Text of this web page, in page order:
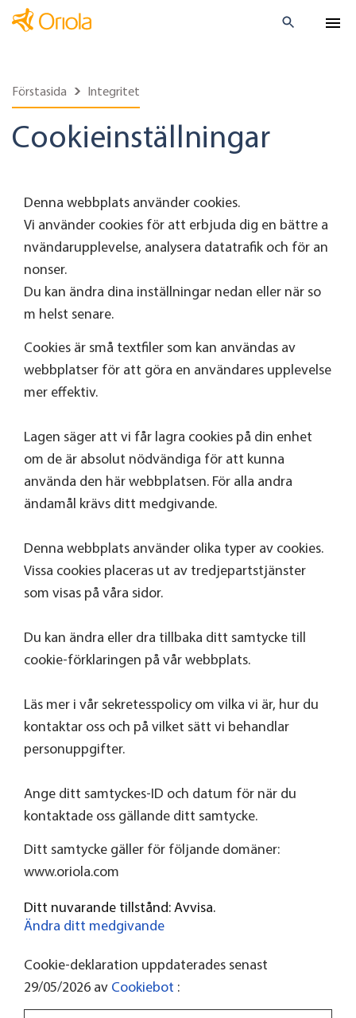
Förstasida Integritet
Cookieinställningar
Denna webbplats använder cookies.
Vi använder cookies för att erbjuda dig en bättre a
nvändarupplevelse, analysera datatrafik och för an
nonser.
Du kan ändra dina inställningar nedan eller när so
m helst senare.
Cookies är små textfiler som kan användas av
webbplatser för att göra en användares upplevelse
mer effektiv.
Lagen säger att vi får lagra cookies på din enhet
om de är absolut nödvändiga för att kunna
använda den här webbplatsen. För alla andra
ändamål krävs ditt medgivande.
Denna webbplats använder olika typer av cookies.
Vissa cookies placeras ut av tredjepartstjänster
som visas på våra sidor.
Du kan ändra eller dra tillbaka ditt samtycke till
cookie-förklaringen på vår webbplats.
Läs mer i vår sekretesspolicy om vilka vi är, hur du
kontaktar oss och på vilket sätt vi behandlar
personuppgifter.
Ange ditt samtyckes-ID och datum för när du
kontaktade oss gällande ditt samtycke.
Ditt samtycke gäller för följande domäner:
www.oriola.com
Ditt nuvarande tillstånd: Avvisa.
Ändra ditt medgivande
Cookie-deklaration uppdaterades senast
29/05/2026 av Cookiebot :